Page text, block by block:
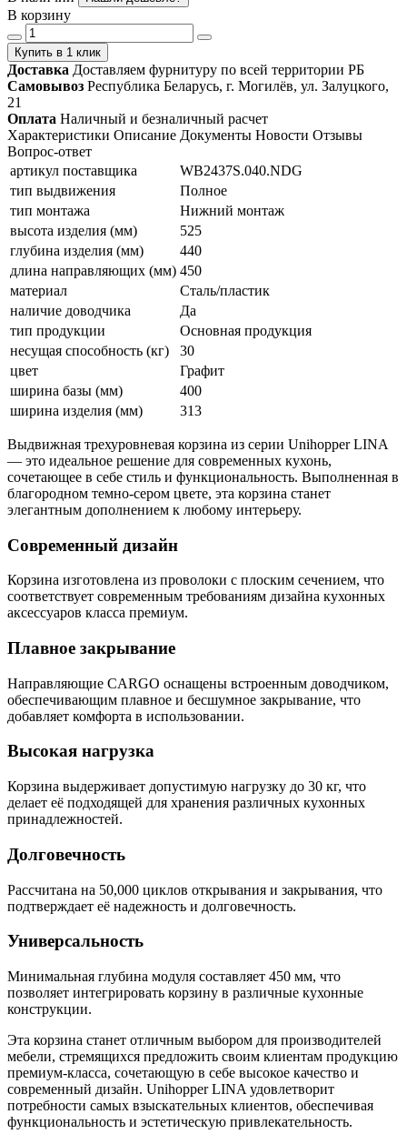
В корзину
Купить в 1 клик
Доставка Доставляем фурнитуру по всей территории РБ
Самовывоз Республика Беларусь, г. Могилёв, ул. Залуцкого,
21
Оплата Наличный и безналичный расчет
Характеристики Описание Документы Новости Отзывы
Вопрос-ответ
артикул поставщика
WB2437S.040.NDG
тип выдвижения
Полное
тип монтажа
Нижний монтаж
высота изделия (мм)
525
глубина изделия (мм)
440
длина направляющих (мм) 450
материал
Сталь/пластик
наличие доводчика
Да
тип продукции
Основная продукция
несущая способность (кг)
30
цвет
Графит
ширина базы (мм)
400
ширина изделия (мм)
313
Выдвижная трехуровневая корзина из серии Unihopper LINA
— это идеальное решение для современных кухонь,
сочетающее в себе стиль и функциональность. Выполненная в
благородном темно-сером цвете, эта корзина станет
элегантным дополнением к любому интерьеру.
Современный дизайн
Корзина изготовлена из проволоки с плоским сечением, что
соответствует современным требованиям дизайна кухонных
аксессуаров класса премиум.
Плавное закрывание
Направляющие CARGO оснащены встроенным доводчиком,
обеспечивающим плавное и бесшумное закрывание, что
добавляет комфорта в использовании.
Высокая нагрузка
Корзина выдерживает допустимую нагрузку до 30 кг, что
делает её подходящей для хранения различных кухонных
принадлежностей.
Долговечность
Рассчитана на 50,000 циклов открывания и закрывания, что
подтверждает её надежность и долговечность.
Универсальность
Минимальная глубина модуля составляет 450 мм, что
позволяет интегрировать корзину в различные кухонные
конструкции.
Эта корзина станет отличным выбором для производителей
мебели, стремящихся предложить своим клиентам продукцию
премиум-класса, сочетающую в себе высокое качество и
современный дизайн. Unihopper LINA удовлетворит
потребности самых взыскательных клиентов, обеспечивая
функциональность и эстетическую привлекательность.